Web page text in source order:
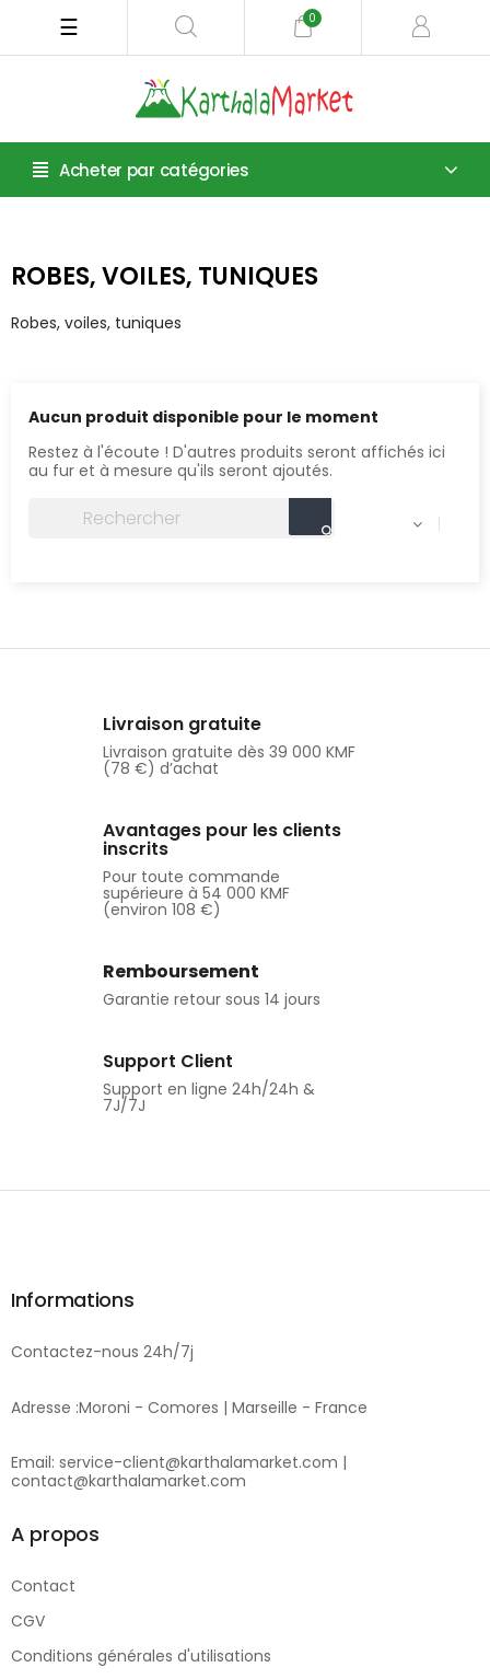
Acheter par catégories
Basculer
la
☰ 0
ROBES, VOILES, TUNIQUES
Robes, voiles, tuniques
Aucun produit disponible pour le moment
Restez à l'écoute ! D'autres produits seront affichés ici
au fur et à mesure qu'ils seront ajoutés.

Livraison gratuite
Livraison gratuite dès 39 000 KMF
(78 €) d’achat
Avantages pour les clients
inscrits
Pour toute commande
supérieure à 54 000 KMF
(environ 108 €)
Remboursement
Garantie retour sous 14 jours
Support Client
Support en ligne 24h/24h &
7J/7J
Informations
Contactez-nous 24h/7j
Adresse :Moroni - Comores | Marseille - France
Email: service-client@karthalamarket.com |
contact@karthalamarket.com
A propos
Contact
CGV
Conditions générales d'utilisations